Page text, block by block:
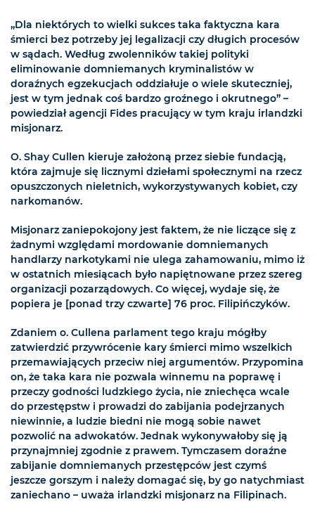
„Dla niektórych to wielki sukces taka faktyczna kara
śmierci bez potrzeby jej legalizacji czy długich procesów
w sądach. Według zwolenników takiej polityki
eliminowanie domniemanych kryminalistów w
doraźnych egzekucjach oddziałuje o wiele skuteczniej,
jest w tym jednak coś bardzo groźnego i okrutnego” –
powiedział agencji Fides pracujący w tym kraju irlandzki
misjonarz.
O. Shay Cullen kieruje założoną przez siebie fundacją,
która zajmuje się licznymi dziełami społecznymi na rzecz
opuszczonych nieletnich, wykorzystywanych kobiet, czy
narkomanów.
Misjonarz zaniepokojony jest faktem, że nie liczące się z
żadnymi względami mordowanie domniemanych
handlarzy narkotykami nie ulega zahamowaniu, mimo iż
w ostatnich miesiącach było napiętnowane przez szereg
organizacji pozarządowych. Co więcej, wydaje się, że
popiera je [ponad trzy czwarte] 76 proc. Filipińczyków.
Zdaniem o. Cullena parlament tego kraju mógłby
zatwierdzić przywrócenie kary śmierci mimo wszelkich
przemawiających przeciw niej argumentów. Przypomina
on, że taka kara nie pozwala winnemu na poprawę i
przeczy godności ludzkiego życia, nie zniechęca wcale
do przestępstw i prowadzi do zabijania podejrzanych
niewinnie, a ludzie biedni nie mogą sobie nawet
pozwolić na adwokatów. Jednak wykonywałoby się ją
przynajmniej zgodnie z prawem. Tymczasem doraźne
zabijanie domniemanych przestępców jest czymś
jeszcze gorszym i należy domagać się, by go natychmiast
zaniechano – uważa irlandzki misjonarz na Filipinach.